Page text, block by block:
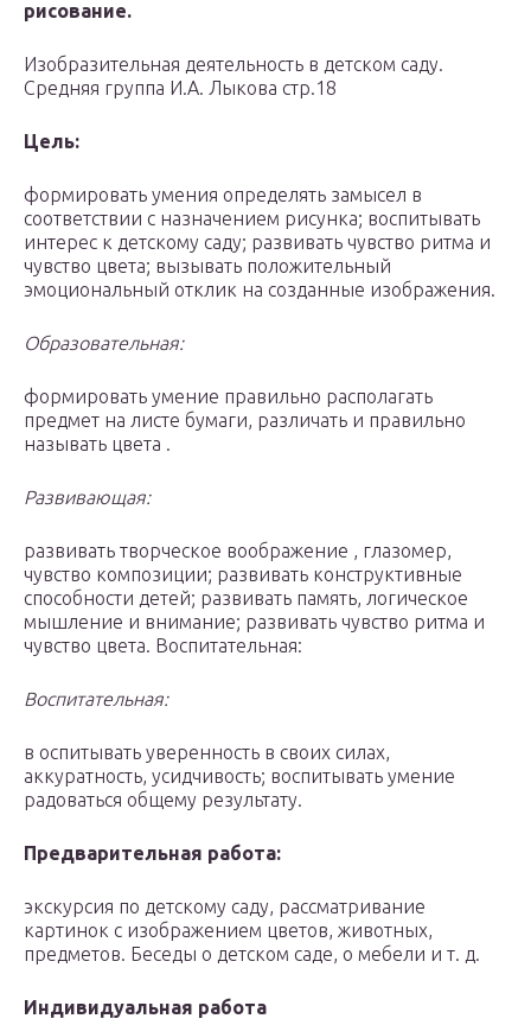
рисование.
Изобразительная деятельность в детском саду.
Средняя группа И.А. Лыкова стр.18
Цель:
формировать умения определять замысел в
соответствии с назначением рисунка; воспитывать
интерес к детскому саду; развивать чувство ритма и
чувство цвета; вызывать положительный
эмоциональный отклик на созданные изображения.
Образовательная:
формировать умение правильно располагать
предмет на листе бумаги, различать и правильно
называть цвета .
Развивающая:
развивать творческое воображение , глазомер,
чувство композиции; развивать конструктивные
способности детей; развивать память, логическое
мышление и внимание; развивать чувство ритма и
чувство цвета. Воспитательная:
Воспитательная:
в оспитывать уверенность в своих силах,
аккуратность, усидчивость; воспитывать умение
радоваться общему результату.
Предварительная работа:
экскурсия по детскому саду, рассматривание
картинок с изображением цветов, животных,
предметов. Беседы о детском саде, о мебели и т. д.
Индивидуальная работа